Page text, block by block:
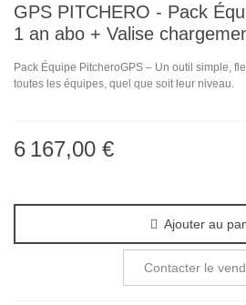
GPS PITCHERO - Pack
1 an abo + Valise
Pack Équipe PitcheroGPS – Un outil simple,
toutes les équipes, quel que soit leur niveau.
6 167,00 €
Ajouter au
Contacter le